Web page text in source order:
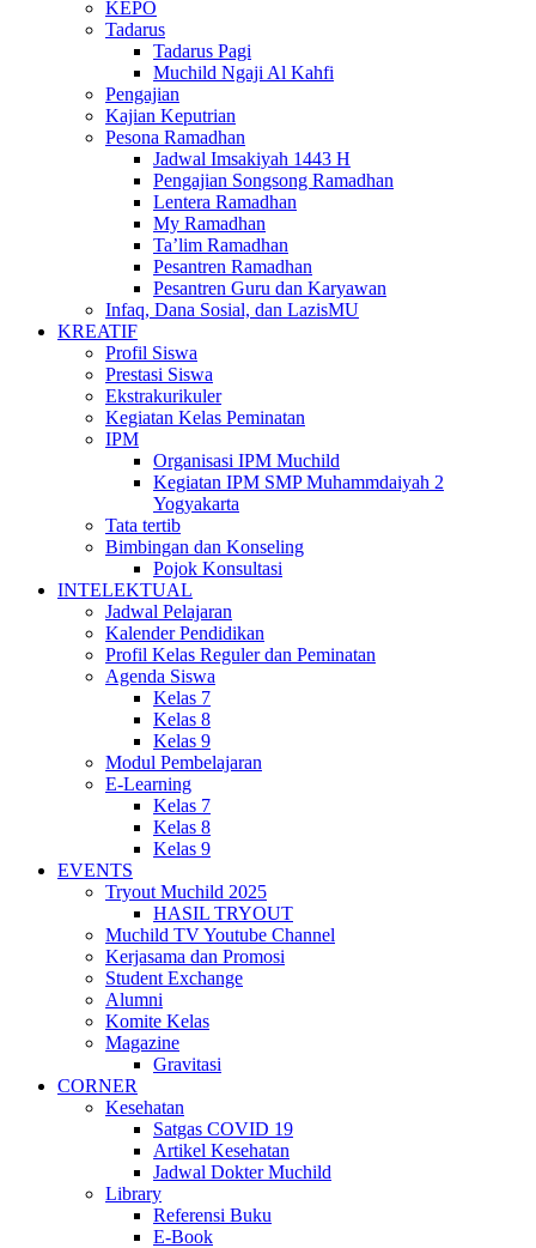
KEPO
Tadarus
Tadarus Pagi
Muchild Ngaji Al Kahfi
Pengajian
Kajian Keputrian
Pesona Ramadhan
Jadwal Imsakiyah 1443 H
Pengajian Songsong Ramadhan
Lentera Ramadhan
My Ramadhan
Ta’lim Ramadhan
Pesantren Ramadhan
Pesantren Guru dan Karyawan
Infaq, Dana Sosial, dan LazisMU
KREATIF
Profil Siswa
Prestasi Siswa
Ekstrakurikuler
Kegiatan Kelas Peminatan
IPM
Organisasi IPM Muchild
Kegiatan IPM SMP Muhammdaiyah 2
Yogyakarta
Tata tertib
Bimbingan dan Konseling
Pojok Konsultasi
INTELEKTUAL
Jadwal Pelajaran
Kalender Pendidikan
Profil Kelas Reguler dan Peminatan
Agenda Siswa
Kelas 7
Kelas 8
Kelas 9
Modul Pembelajaran
E-Learning
Kelas 7
Kelas 8
Kelas 9
EVENTS
Tryout Muchild 2025
HASIL TRYOUT
Muchild TV Youtube Channel
Kerjasama dan Promosi
Student Exchange
Alumni
Komite Kelas
Magazine
Gravitasi
CORNER
Kesehatan
Satgas COVID 19
Artikel Kesehatan
Jadwal Dokter Muchild
Library
Referensi Buku
E-Book